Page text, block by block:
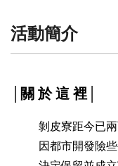
活動簡介
│關 於 這 裡│
剝皮寮距今已
因都市開發險